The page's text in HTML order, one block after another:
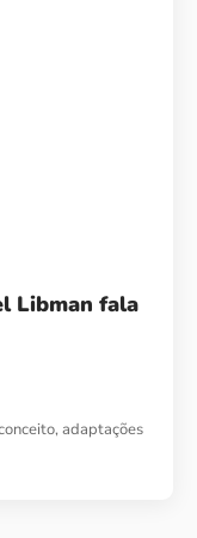
Libman fala
adaptações